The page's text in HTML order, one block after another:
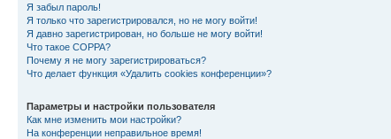
Я забыл пароль!
Я только что зарегистрировался, но не могу войти!
Я давно зарегистрирован, но больше не могу войти!
Что такое COPPA?
Почему я не могу зарегистрироваться?
Что делает функция «Удалить cookies конференции»?
Параметры и настройки пользователя
Как мне изменить мои настройки?
На конференции неправильное время!